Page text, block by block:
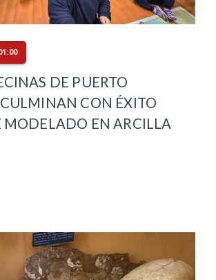
DE PUERTO
CON ÉXITO
MODELADO EN ARCILLA